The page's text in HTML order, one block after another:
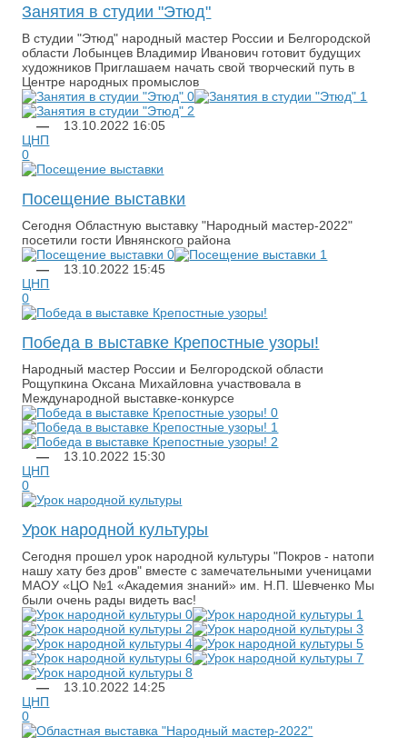
Занятия в студии "Этюд"
​В студии "Этюд" народный мастер России и Белгородской
области Лобынцев Владимир Иванович готовит будущих
художников Приглашаем начать свой творческий путь в
Центре народных промыслов
— 13.10.2022 16:05
ЦНП
0
Посещение выставки
Сегодня Областную выставку "Народный мастер-2022"
посетили гости Ивнянского района
—
13.10.2022 15:45
ЦНП
0
Победа в выставке Крепостные узоры!
​Народный мастер России и Белгородской области
Рощупкина Оксана Михайловна участвовала в
Международной выставке-конкурсе
— 13.10.2022 15:30
ЦНП
0
Урок народной культуры
Сегодня прошел урок народной культуры "Покров - натопи
нашу хату без дров" вместе с замечательными ученицами
МАОУ «ЦО №1 «Академия знаний» им. Н.П. Шевченко Мы
были очень рады видеть вас!
— 13.10.2022 14:25
ЦНП
0